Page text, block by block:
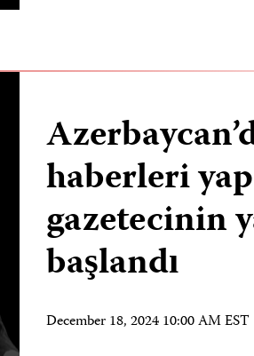
haberleri
gazetecinin
başlandı
December 18, 2024 10:00 AM EST